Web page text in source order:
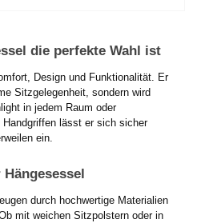
die perfekte Wahl ist
Design und Funktionalität. Er
Sitzgelegenheit, sondern wird
in jedem Raum oder
lässt er sich sicher
ein.
durch hochwertige Materialien
mit weichen Sitzpolstern oder in